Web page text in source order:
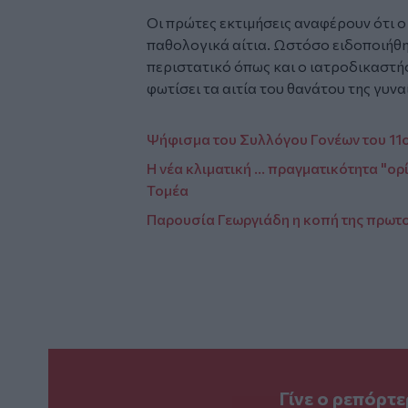
Οι πρώτες εκτιμήσεις αναφέρουν ότι
παθολογικά αίτια. Ωστόσο
περιστατικό όπως και ο
φωτίσει τα αιτία του θανάτου της
Ψήφισμα του Συλλόγου Γονέων του
Η νέα κλιματική ... πραγματικότητα
Τομέα
Παρουσία Γεωργιάδη η κοπή της
Γίνε ο